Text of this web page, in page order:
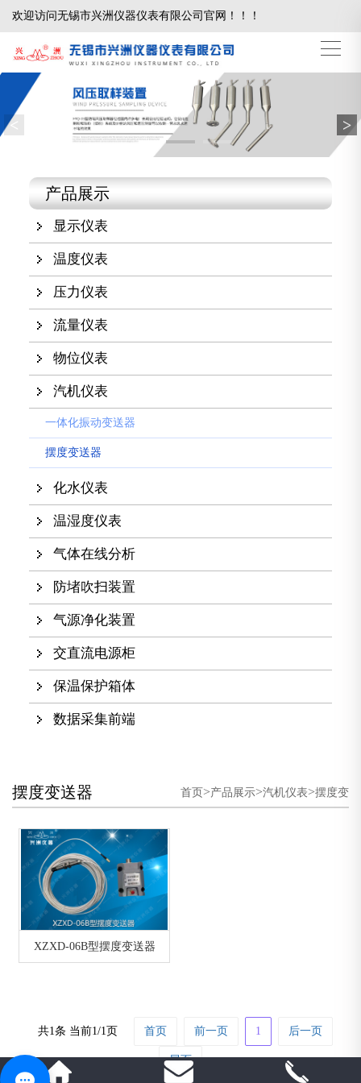
欢迎访问无锡市兴洲仪器仪表有限公司官网！！！
< >
产品展示
显示仪表
温度仪表
压力仪表
流量仪表
物位仪表
汽机仪表
一体化振动变送器
摆度变送器
化水仪表
温湿度仪表
气体在线分析
防堵吹扫装置
气源净化装置
交直流电源柜
保温保护箱体
数据采集前端
摆度变送器 首页 >产品展示>汽机仪表>摆度变
XZXD-06B型摆度变送器
共1条 当前1/1页 首页 前一页 1 后一页
尾页